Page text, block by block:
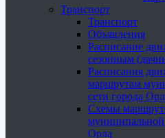
Транспорт
Транспорт
Объявления
Расписание
сезонным
Расписания
маршрутам
сети города
Схемы
Орла